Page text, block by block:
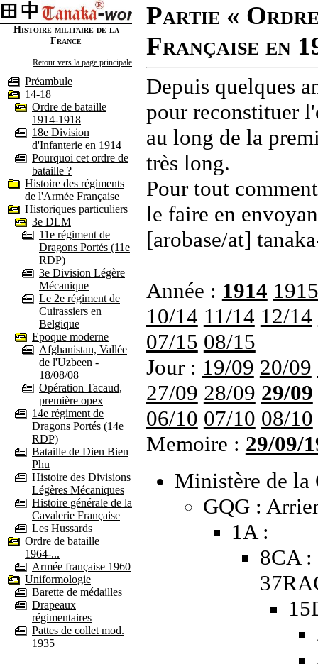
Histoire militaire de la
France
Retour vers la page principale
Préambule
14-18
Ordre de bataille
1914-1918
18e Division
d'Infanterie en 1914
Pourquoi cet ordre de
bataille ?
Histoire des régiments
de l'Armée Française
Historiques particuliers
3e DLM
11e régiment de
Dragons Portés (11e
RDP)
3e Division Légère
Mécanique
Le 2e régiment de
Cuirassiers en
Belgique
Epoque moderne
Afghanistan, Vallée
de l'Uzbeen -
18/08/08
Opération Tacaud,
première opex
14e régiment de
Dragons Portés (14e
RDP)
Bataille de Dien Bien
Phu
Histoire des Divisions
Légères Mécaniques
Histoire générale de la
Cavalerie Française
Les Hussards
Ordre de bataille
1964-...
Armée française 1960
Uniformologie
Barette de médailles
Drapeaux
régimentaires
Pattes de collet mod.
1935
Partie «
Française en
Depuis quelques
pour reconstituer
au long de la
très long.
Pour tout
le faire en
[arobase/at]
Année : 1914 1915
10/14 11/14 12/14
07/15 08/15
Jour : 19/09 20/09
27/09 28/09 29/09
06/10 07/10 08/10
Memoire : 29/09/
Ministère de la
GQG :
1A :
8CA